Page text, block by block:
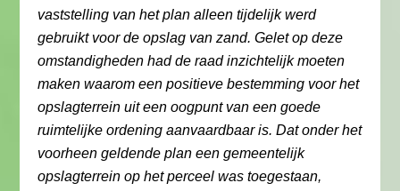
vaststelling van het plan alleen tijdelijk werd
gebruikt voor de opslag van zand. Gelet op deze
omstandigheden had de raad inzichtelijk moeten
maken waarom een positieve bestemming voor het
opslagterrein uit een oogpunt van een goede
ruimtelijke ordening aanvaardbaar is. Dat onder het
voorheen geldende plan een gemeentelijk
opslagterrein op het perceel was toegestaan,